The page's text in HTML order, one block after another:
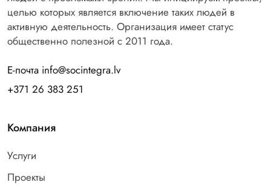
целью которых является включение таких людей в
активную деятельность. Организация имеет статус
общественно полезной с 2011 года.
Е-почта info@socintegra.lv
+371 26 383 251
Компания
Услуги
Проекты